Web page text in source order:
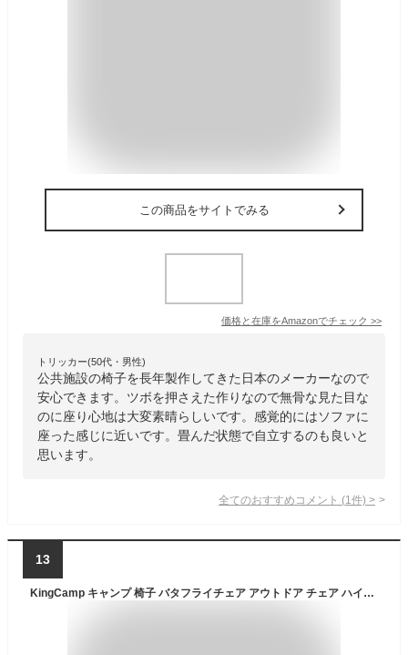
この商品をサイトでみる
価格と在庫をAmazonでチェック >>
トリッカー(50代・男性)
公共施設の椅子を長年製作してきた日本のメーカーなので
安心できます。ツボを押さえた作りなので無骨な見た目な
のに座り心地は大変素晴らしいです。感覚的にはソファに
座った感じに近いです。畳んだ状態で自立するのも良いと
思います。
全てのおすすめコメント (1 件) >
13
KingCamp キャンプ 椅子 バタフライチェア アウトドア チェア ハイバック 特大サイズ 極上座り心地 耐荷重180kg 安定性向上 洗えるシート お手入れ簡単 室内 ベランダ 庭 収納袋付き